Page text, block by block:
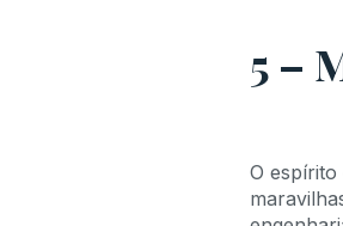
5 –
O espírito